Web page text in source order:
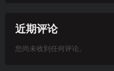
近期评论
您尚未收到任何评论。